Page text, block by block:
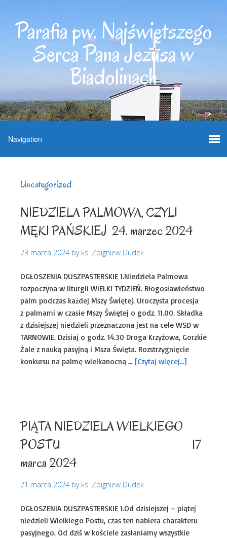
Parafia pw. Najświętszego
Serca Pana Jezusa w
Biadolinach
Uncategorized
NIEDZIELA PALMOWA, CZYLI
MĘKI PAŃSKIEJ 24. marzec 2024
23 marca 2024 by ks. Zbigniew Dudek
OGŁOSZENIA DUSZPASTERSKIE 1.Niedziela Palmowa
rozpoczyna w liturgii WIELKI TYDZIEŃ. Błogosławieństwo
palm podczas każdej Mszy Świętej. Uroczysta procesja
z palmami w czasie Mszy Świętej o godz. 11.00. Składka
z dzisiejszej niedzieli przeznaczona jest na cele WSD w
TARNOWIE. Dzisiaj o godz. 14.30 Droga Krzyżowa, Gorzkie
Żale z nauką pasyjną i Msza Święta. Rozstrzygnięcie
konkursu na palmę wielkanocną … [Czytaj więcej…]
PIĄTA NIEDZIELA WIELKIEGO
POSTU 17
marca 2024
21 marca 2024 by ks. Zbigniew Dudek
OGŁOSZENIA DUSZPASTERSKIE 1.Od dzisiejszej – piątej
niedzieli Wielkiego Postu, czas ten nabiera charakteru
pasyjnego. Od dziś w kościele zasłaniamy wszystkie